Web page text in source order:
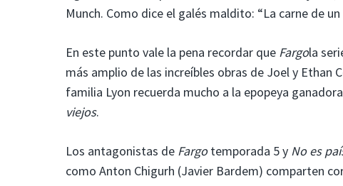
Munch. Como dice el galés maldito: “La carne de
En este punto vale la pena recordar que Fargola
más amplio de las increíbles obras de Joel y Ethan
familia Lyon recuerda mucho a la epopeya
viejos.
Los antagonistas de Fargotemporada 5 y No es
como Anton Chigurh (Javier Bardem) comparten